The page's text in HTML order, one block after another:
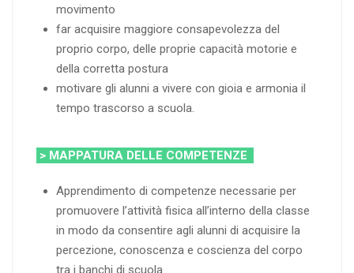
movimento
far acquisire maggiore consapevolezza del
proprio corpo, delle proprie capacità motorie e
della corretta postura
motivare gli alunni a vivere con gioia e armonia il
tempo trascorso a scuola.
> MAPPATURA DELLE COMPETENZE
Apprendimento di competenze necessarie per
promuovere l’attività fisica all’interno della classe
in modo da consentire agli alunni di acquisire la
percezione, conoscenza e coscienza del corpo
tra i banchi di scuola